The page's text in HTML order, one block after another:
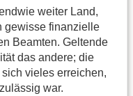
weiter Land,
gewisse finanzielle
Beamten. Geltende
das andere; die
vieles erreichen,
war.